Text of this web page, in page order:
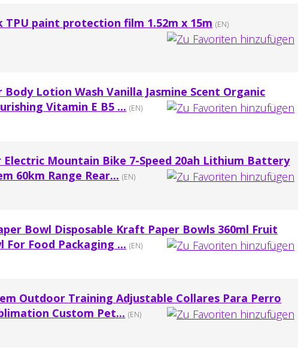
TPU paint protection film 1.52m x 15m (EN)
Body Lotion Wash Vanilla Jasmine Scent Organic
Vitamin E B5 ... (EN)
Electric Mountain Bike 7-Speed 20ah Lithium Battery
60km Range Rear... (EN)
Bowl Disposable Kraft Paper Bowls 360ml Fruit
For Food Packaging ... (EN)
Outdoor Training Adjustable Collares Para Perro
Custom Pet... (EN)